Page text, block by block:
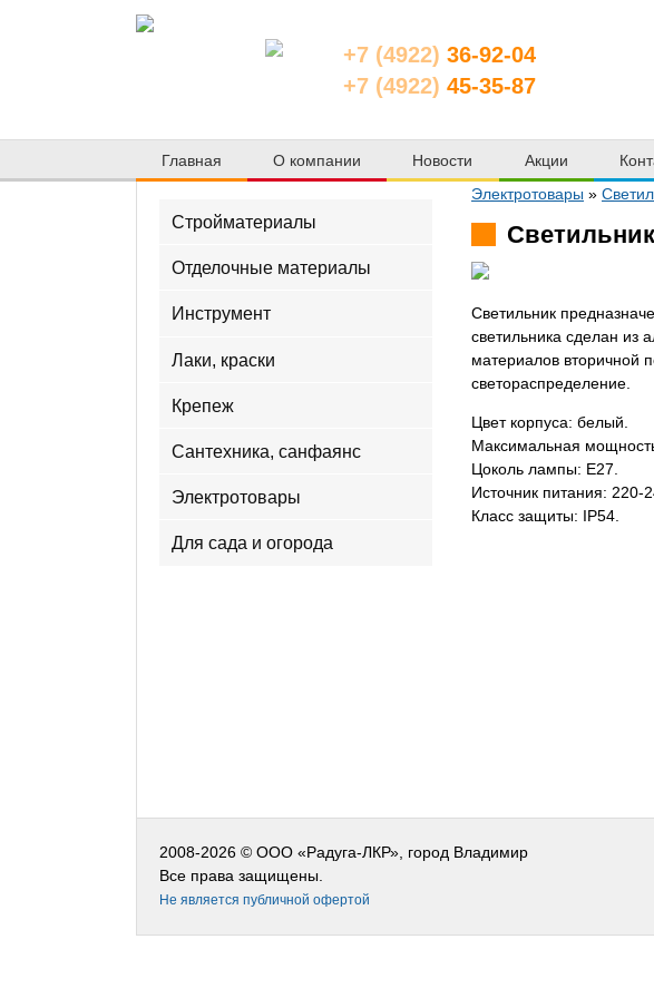
+7 (4922) 36-92-04
+7 (4922) 45-35-87
Главная О компании Новости Акции
Стройматериалы
Отделочные материалы
Инструмент
Лаки, краски
Крепеж
Сантехника, санфаянс
Электротовары
Для сада и огорода
Электротовары »
Светильник
светильника сделан из
материалов вторичной
светораспределение.
Цвет корпуса: белый.
Максимальная
Цоколь лампы: E27.
Источник питания: 220-
Класс защиты: IP54.
2008-2026 © ООО «Радуга-ЛКР», город Владимир
Все права защищены.
Не является публичной офертой